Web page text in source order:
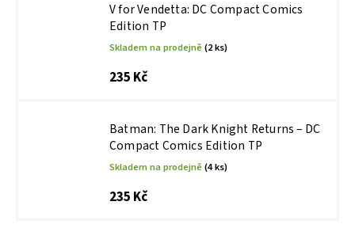
V for Vendetta: DC Compact Comics
Edition TP
Skladem na prodejně(2 ks)
235 Kč
Batman: The Dark Knight Returns – DC
Compact Comics Edition TP
Skladem na prodejně(4 ks)
235 Kč